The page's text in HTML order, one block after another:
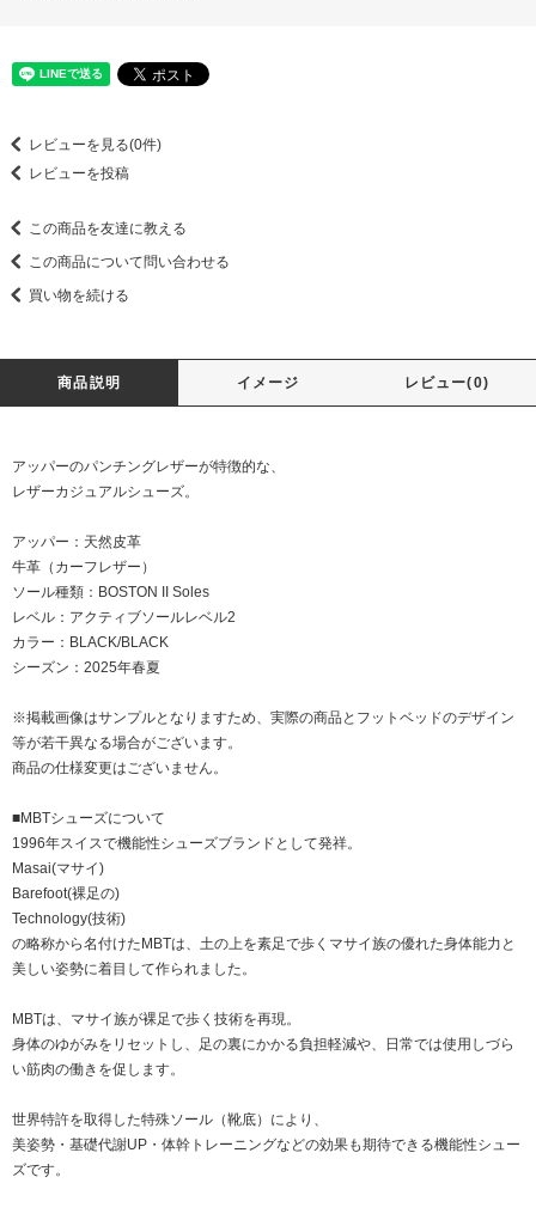
レビューを見る(0件)
レビューを投稿
この商品を友達に教える
この商品について問い合わせる
買い物を続ける
商品説明 イメージ レビュー(0)
アッパーのパンチングレザーが特徴的な、
レザーカジュアルシューズ。
アッパー：天然皮革
牛革（カーフレザー）
ソール種類：BOSTON II Soles
レベル：アクティブソールレベル2
カラー：BLACK/BLACK
シーズン：2025年春夏
※掲載画像はサンプルとなりますため、実際の商品とフットベッドのデザイン
等が若干異なる場合がございます。
商品の仕様変更はございません。
■MBTシューズについて
1996年スイスで機能性シューズブランドとして発祥。
Masai(マサイ)
Barefoot(裸足の)
Technology(技術)
の略称から名付けたMBTは、土の上を素足で歩くマサイ族の優れた身体能力と
美しい姿勢に着目して作られました。
MBTは、マサイ族が裸足で歩く技術を再現。
身体のゆがみをリセットし、足の裏にかかる負担軽減や、日常では使用しづら
い筋肉の働きを促します。
世界特許を取得した特殊ソール（靴底）により、
美姿勢・基礎代謝UP・体幹トレーニングなどの効果も期待できる機能性シュー
ズです。